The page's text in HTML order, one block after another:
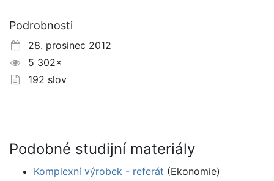
Podrobnosti
28. prosinec 2012
5 302×
192 slov
Podobné studijní materiály
Komplexní výrobek - referát (Ekonomie)